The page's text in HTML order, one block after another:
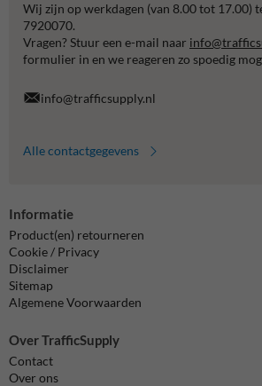
Wij zijn op werkdagen (van 8.00 tot 17.00)
7920070.
Vragen? Stuur een e-mail naar
formulier in en we reageren zo spoedig
info@trafficsupply.nl
Alle contactgegevens
Informatie
Product(en) retourneren
Cookie / Privacy
Disclaimer
Sitemap
Algemene Voorwaarden
Over TrafficSupply
Contact
Over ons